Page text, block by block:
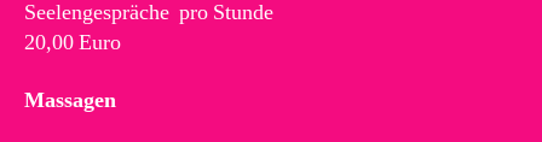
Seelengespräche pro Stunde
20,00 Euro
Massagen